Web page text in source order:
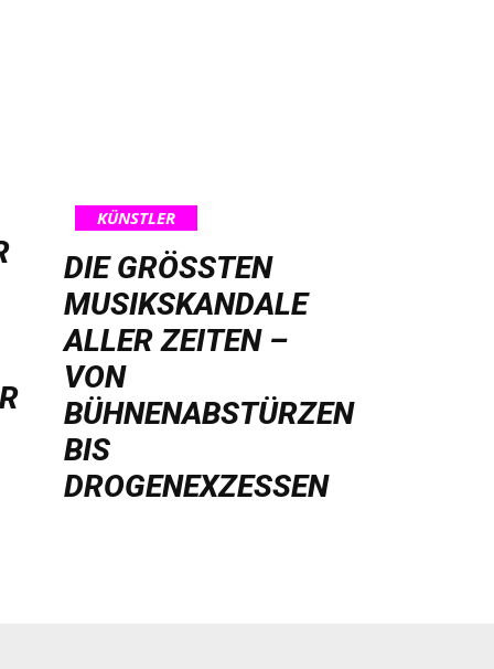
KÜNSTLER
DIE GRÖSSTEN M
USIKSKANDALE A
LLER ZEITEN – V
ON B
ÜHNENABSTÜRZEN B
IS D
ROGENEXZESSEN